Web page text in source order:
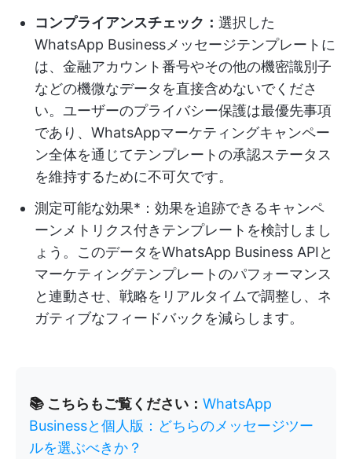
コンプライアンスチェック： 選択した
WhatsApp Businessメッセージテンプレートに
は、金融アカウント番号やその他の機密識別子
などの機微なデータを直接含めないでくださ
い。ユーザーのプライバシー保護は最優先事項
であり、WhatsAppマーケティングキャンペー
ン全体を通じてテンプレートの承認ステータス
を維持するために不可欠です。
測定可能な効果*：効果を追跡できるキャンペ
ーンメトリクス付きテンプレートを検討しまし
ょう。このデータをWhatsApp Business APIと
マーケティングテンプレートのパフォーマンス
と連動させ、戦略をリアルタイムで調整し、ネ
ガティブなフィードバックを減らします。
📚 こちらもご覧ください： WhatsApp
Businessと個人版：どちらのメッセージツー
ルを選ぶべきか？